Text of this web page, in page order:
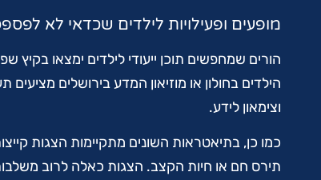
מופעים ופעילויות לילדים שכדאי לא
הורים שמחפשים תוכן ייעודי לילדים ימצאו בקיץ
הילדים בחולון או מוזיאון המדע בירושלים
וצימאון לידע.
כמו כן, בתיאטראות השונים מתקיימות הצגות
תירס חם או חיות הקצב. הצגות כאלה לרוב משלבות